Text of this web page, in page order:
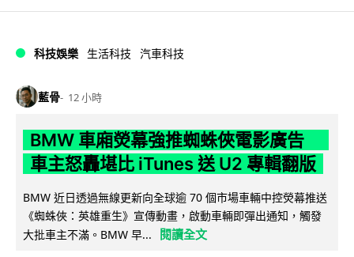
科技娛樂 生活科技 汽車科技
藍骨 12 小時
BMW 車廂熒幕強推蜘蛛俠電影廣告
車主怒轟堪比 iTunes 送 U2 專輯翻版
BMW 近日透過無線更新向全球逾 70 個市場車輛中控熒幕推送
《蜘蛛俠：英雄重生》宣傳動畫，啟動車輛即彈出通知，觸發
大批車主不滿。BMW 早...
閱讀全文